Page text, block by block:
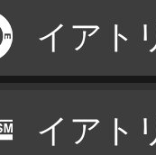
イアト
イアト